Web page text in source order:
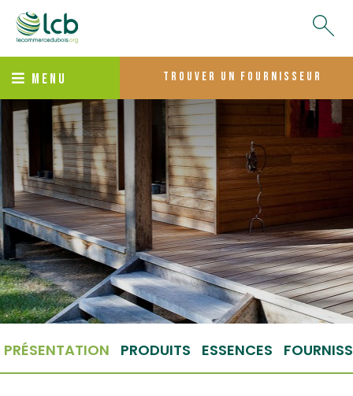
MENU trouver un fournisseur
PRÉSENTATION PRODUITS ESSENCES